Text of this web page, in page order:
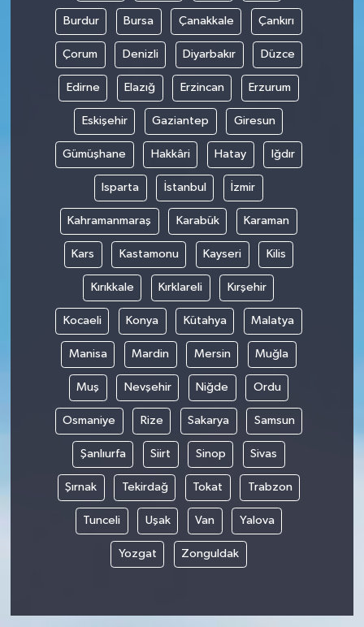
Burdur Bursa Çanakkale Çankırı
Çorum Denizli Diyarbakır Düzce
Edirne Elazığ Erzincan Erzurum
Eskişehir Gaziantep Giresun
Gümüşhane Hakkâri Hatay Iğdır
Isparta İstanbul İzmir
Kahramanmaraş Karabük Karaman
Kars Kastamonu Kayseri Kilis
Kırıkkale Kırklareli Kırşehir
Kocaeli Konya Kütahya Malatya
Manisa Mardin Mersin Muğla
Muş Nevşehir Niğde Ordu
Osmaniye Rize Sakarya Samsun
Şanlıurfa Siirt Sinop Sivas
Şırnak Tekirdağ Tokat Trabzon
Tunceli Uşak Van Yalova
Yozgat Zonguldak
TEKNOLOJİ
TURİZM
VİDEO HABER
YAŞAM